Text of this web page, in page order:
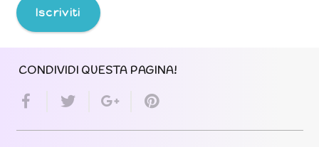
CONDIVIDI QUESTA PAGINA!